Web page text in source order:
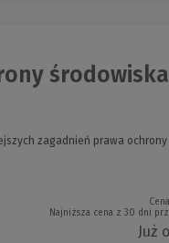
środowiska
zagadnień prawa
Najniższa cena z 30 dni
Już